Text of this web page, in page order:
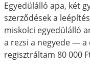
Egyedülálló apa, két
szerződések a
miskolci egyedülálló
a rezsi a negyede —
regisztráltam 80 000